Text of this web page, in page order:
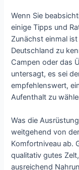
Wenn Sie
einige Tipps und
Zunächst einmal
Deutschland zu
Campen oder das
untersagt, es sei
empfehlenswert,
Aufenthalt zu
Was die
weitgehend von
Komfortniveau ab.
qualitativ gutes
ausreichend